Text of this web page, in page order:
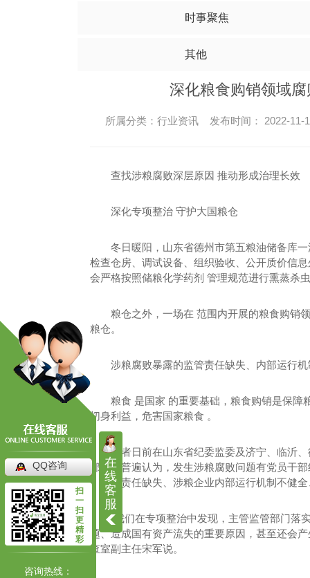
时事聚焦
其他
深化粮食购销领域
所属分类：行业资讯 发布时间： 2022-
查找涉粮腐败深层原因 推动形成治理长效
深化专项整治 守护大国粮仓
冬日暖阳，山东省德州市第五粮油储备库
检查仓房、调试设备、组织验收、公开质价信
会严格按照储粮化学药剂 管理规范进行熏蒸杀
粮仓之外，一场在 范围内开展的粮食购销
粮仓。
涉粮腐败暴露的监管责任缺失、内部运行
粮食 是国家 的重要基础，粮食购销是保障
切身利益，危害国家粮食 。
记者日前在山东省纪委监委及济宁、临沂
部群众普遍认为，发生涉粮腐败问题有党员干
、监管责任缺失、涉粮企业内部运行机制不健
“我们在专项整治中发现，主管监管部门落
题、造成国有资产流失的重要原因，甚至还会
查室副主任宋军说。
在
线
客
服
QQ咨询
扫
一
扫
更
精
彩
咨询热线：